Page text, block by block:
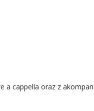
a cappella oraz z